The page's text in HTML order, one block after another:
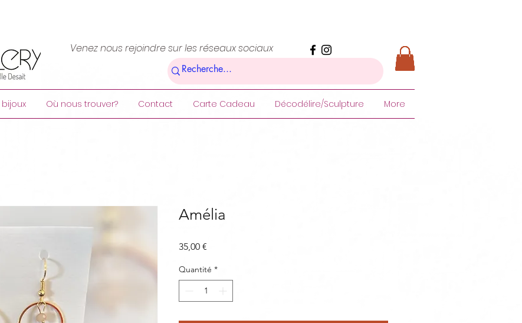
Venez nous rejoindre sur les réseaux sociaux
Où nous trouver? Contact Carte Cadeau Décodélire/Sculpture More
Amélia
35,00 €
Quantité *